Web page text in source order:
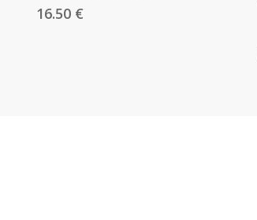
16.50 €